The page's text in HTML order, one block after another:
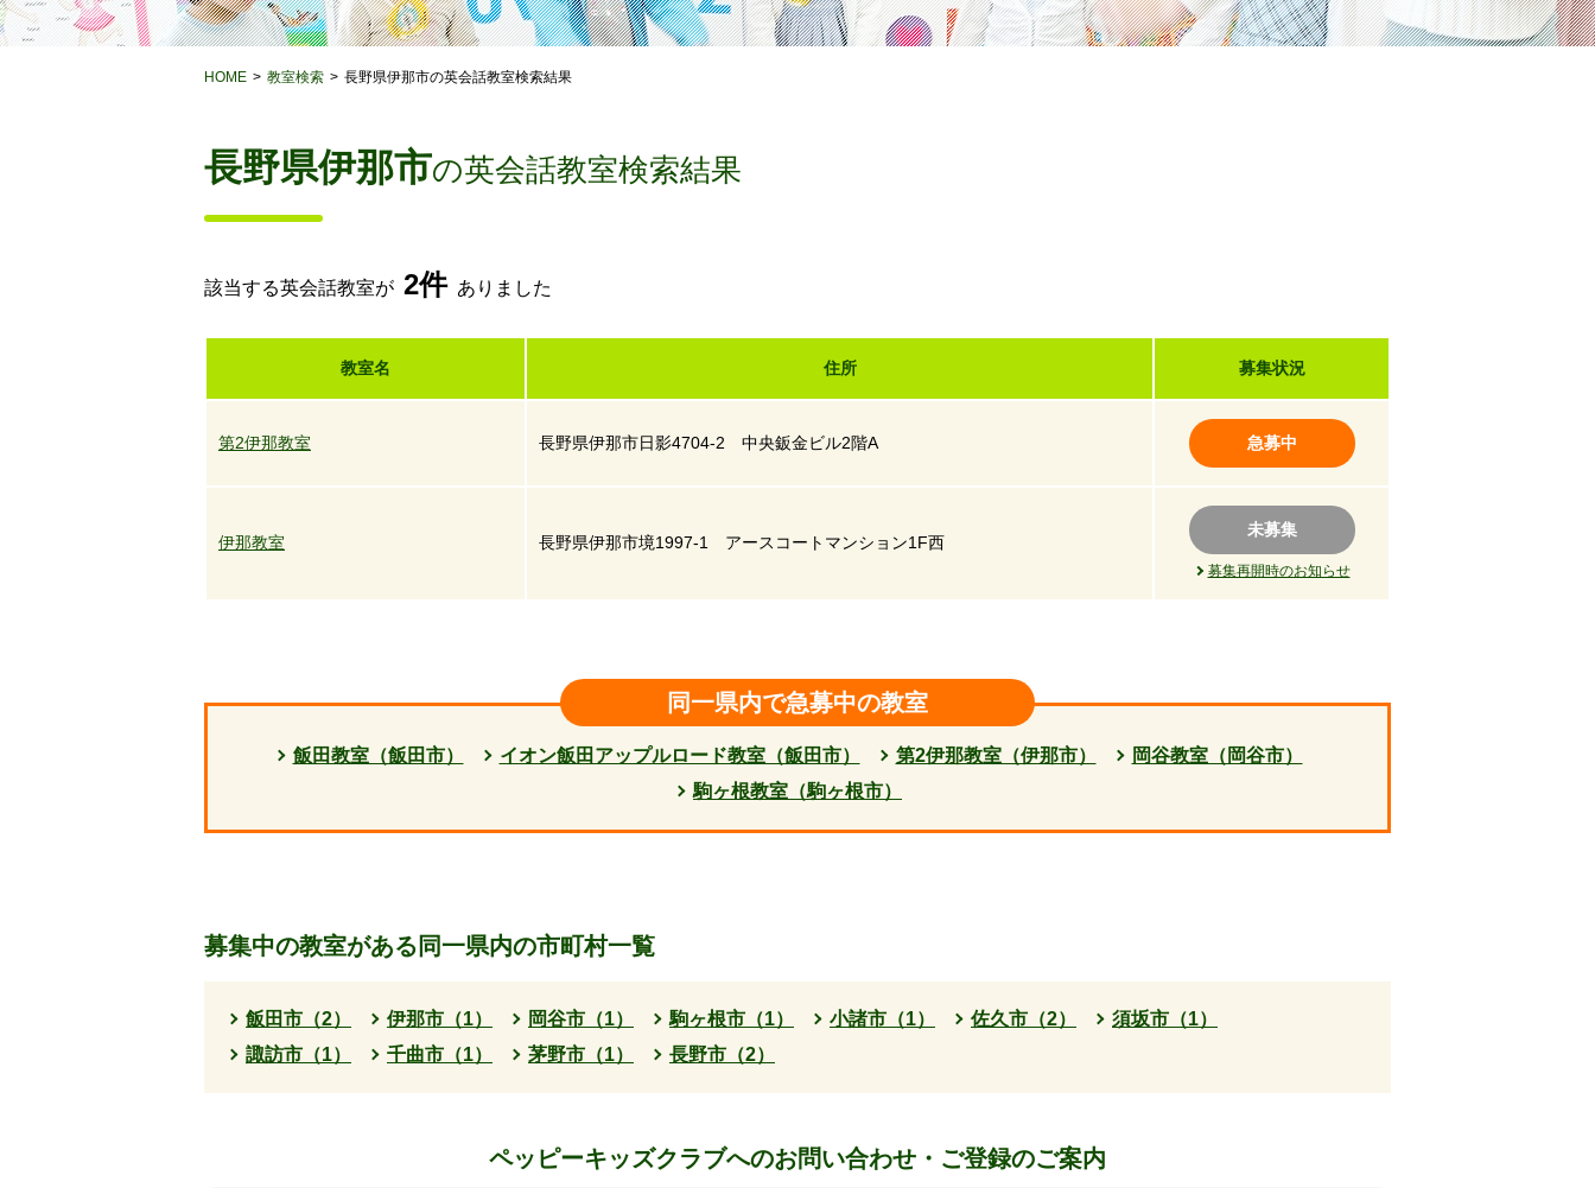
HOME 教室検索 長野県伊那市の英会話教室検索結果
長野県伊那市の英会話教室検索結果
該当する英会話教室が 2件 ありました
教室名 住所 募集状況
第2伊那教室 長野県伊那市日影4704-2 中央鈑金ビル2階A 急募中
伊那教室 長野県伊那市境1997-1 アースコートマンション1F西
未募集
募集再開時のお知らせ
同一県内で急募中の教室
飯田教室（飯田市） イオン飯田アップルロード教室（飯田市） 第2伊那教室（伊那市）
岡谷教室（岡谷市）
駒ヶ根教室（駒ヶ根市）
募集中の教室がある同一県内の市町村一覧
飯田市（2） 伊那市（1） 岡谷市（1） 駒ヶ根市（1） 小諸市（1） 佐久市（2）
須坂市（1）
諏訪市（1）
千曲市（1） 茅野市（1） 長野市（2）
ペッピーキッズクラブへのお問い合わせ・ご登録のご案内